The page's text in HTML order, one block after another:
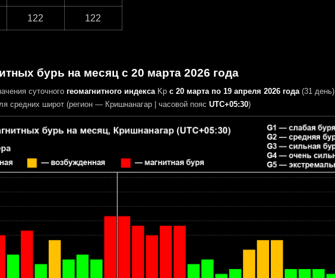
122 122
бурь на месяц с 20 марта 2026 года
суточного геомагнитного индексаKp с 20 марта по 19 апреля 2026 года(31 день).
средних широт (регион — Кришнанагар | часовой пояс UTC+05:30)